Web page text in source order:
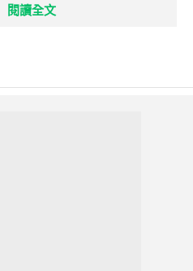
閱讀全文